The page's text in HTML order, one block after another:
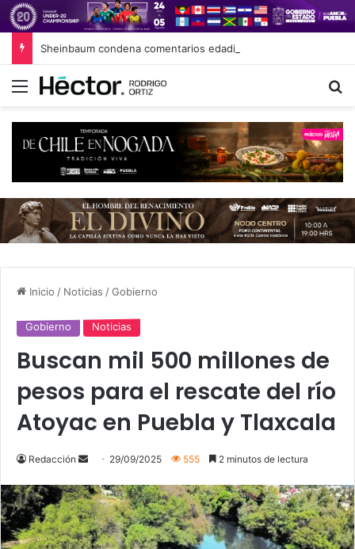
Menú
Inicio / Noticias /Gobierno
Gobierno Noticias
Buscan mil 500 millones de
pesos para el rescate del río
Atoyac en Puebla y Tlaxcala
Redacción
Send
email
29/09/2025 555 2 minutos de lectura